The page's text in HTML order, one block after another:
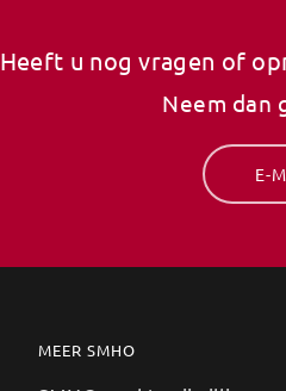
Heeft u nog vragen of
Neem dan
E-
MEER SMHO